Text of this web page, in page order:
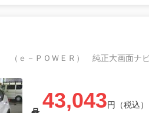
43,043円（税込）